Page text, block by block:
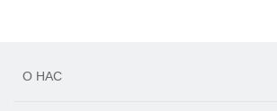
О НАС